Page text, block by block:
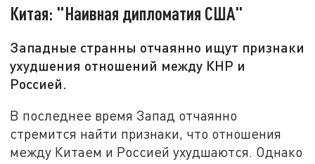
Китая: "Наивная дипломатия США"
Западные странны отчаянно ищут признаки
ухудшения отношений между КНР и
Россией.
В последнее время Запад отчаянно
стремится найти признаки, что отношения
между Китаем и Россией ухудшаются. Однако